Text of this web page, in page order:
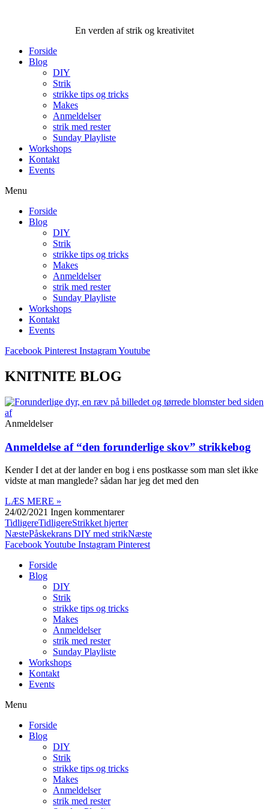
En verden af strik og kreativitet
Forside
Blog
DIY
Strik
strikke tips og tricks
Makes
Anmeldelser
strik med rester
Sunday Playliste
Workshops
Kontakt
Events
Menu
Forside
Blog
DIY
Strik
strikke tips og tricks
Makes
Anmeldelser
strik med rester
Sunday Playliste
Workshops
Kontakt
Events
Facebook Pinterest InstagramYoutube
KNITNITE BLOG
Anmeldelser
Anmeldelse af “den forunderlige skov” strikkebog
Kender I det at der lander en bog i ens postkasse som man slet ikke
vidste at man manglede? sådan har jeg det med den
LÆS MERE »
24/02/2021 Ingen kommentarer
TidligereTidligereStrikket hjerter
NæstePåskekrans DIY med strikNæste
FacebookYoutube Instagram Pinterest
Forside
Blog
DIY
Strik
strikke tips og tricks
Makes
Anmeldelser
strik med rester
Sunday Playliste
Workshops
Kontakt
Events
Menu
Forside
Blog
DIY
Strik
strikke tips og tricks
Makes
Anmeldelser
strik med rester